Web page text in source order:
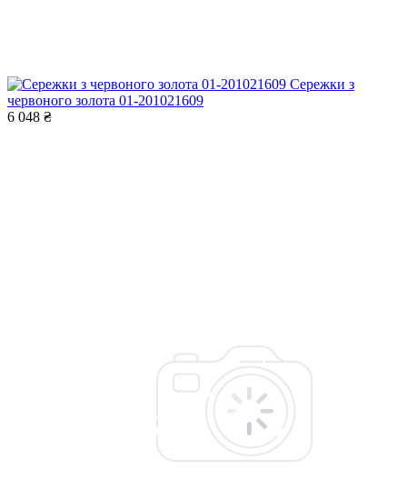
Сережки з
червоного золота 01-201021609
6 048 ₴